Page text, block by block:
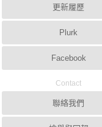
更新履歷
Plurk
Facebook
Contact
聯絡我們